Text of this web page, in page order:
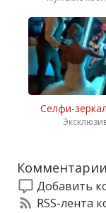
Селфи-
Добавить
RSS-лента